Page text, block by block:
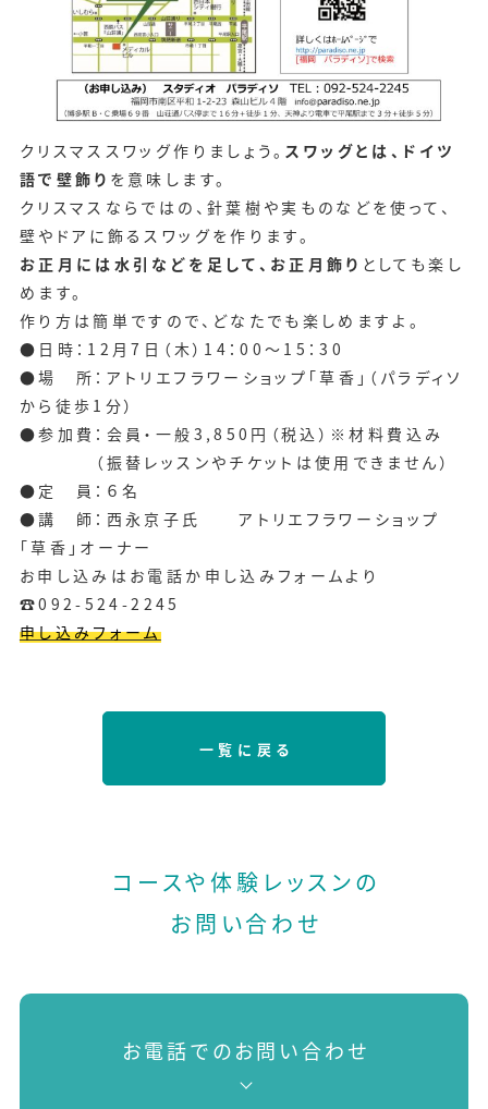
クリスマススワッグ作りましょう。 スワッグとは、ドイツ
語で壁飾り を意味します。
クリスマスならではの、針葉樹や実ものなどを使って、
壁やドアに飾るスワッグを作ります。
お正月には水引などを足して、お正月飾り としても楽し
めます。
作り方は簡単ですので、どなたでも楽しめますよ。
●日時：12月7日（木）14：00～15：30
●場 所：アトリエフラワーショップ「草香」（パラディソ
から徒歩1分）
●参加費：会員・一般3,850円（税込）※材料費込み
（振替レッスンやチケットは使用できません）
●定 員：６名
●講 師：西永京子氏 アトリエフラワーショップ
「草香」オーナー
お申し込みはお電話か申し込みフォームより
☎092-524-2245
申し込みフォーム
一覧に戻る
コースや体験レッスンの
お問い合わせ
お電話でのお問い合わせ